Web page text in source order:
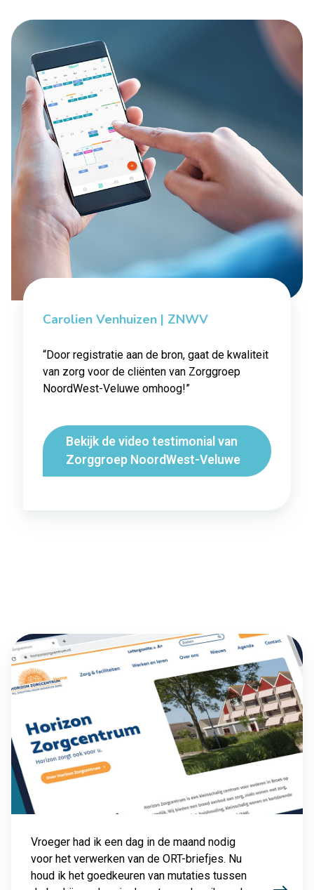
Carolien Venhuizen | ZNWV
“Door registratie aan de bron, gaat de kwaliteit
van zorg voor de cliënten van Zorggroep
NoordWest-Veluwe omhoog!”
Bekijk de video testimonial van
Zorggroep NoordWest-Veluwe
Vroeger had ik een dag in de maand nodig
voor het verwerken van de ORT-briefjes. Nu
houd ik het goedkeuren van mutaties tussen